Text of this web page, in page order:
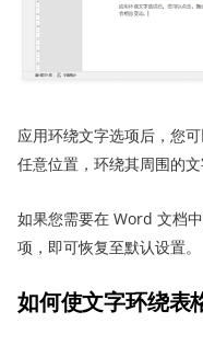
应用环绕文字选项后，您
任意位置，环绕其周围的文
如果您需要在 Word 文档
项，即可恢复至默认设置。
如何使文字环绕表